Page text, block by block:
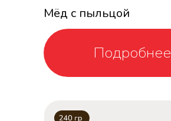
Подробнее
Мёд с пыльцой